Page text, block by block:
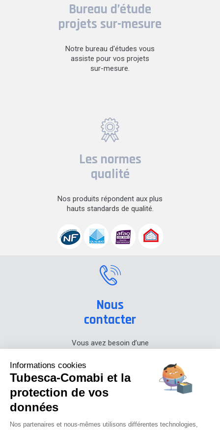
Bureau d’étude
projets sur-mesure
Notre bureau d'études vous
assiste pour vos projets
sur-mesure.
Les normes
qualité
Nos produits répondent aux plus
hauts standards de qualité.
Nous
contacter
Vous avez besoin d’une
prenez contact avec nous.
+33 (0) 4 74 00 90 90
Actualités Carrières
Informations cookies
Tubesca-Comabi et la
protection de vos
données
Nos partenaires et nous-mêmes utilisons différentes technologies,